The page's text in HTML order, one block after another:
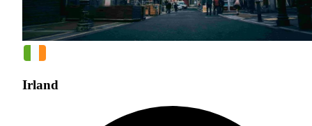
Irland